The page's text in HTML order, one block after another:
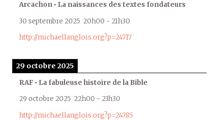
Arcachon • La naissances des textes fondateurs
30 septembre 2025 20h00 - 21h30
http://michaellanglois.org?p=24717
29 octobre 2025
RAF • La fabuleuse histoire de la Bible
29 octobre 2025 22h00 - 23h30
http://michaellanglois.org?p=24785